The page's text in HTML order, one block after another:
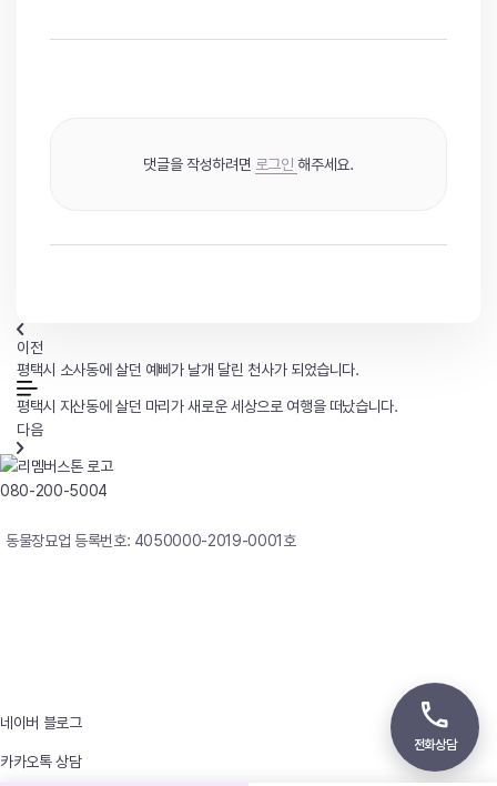
댓글을 작성하려면 로그인 해주세요.
이전
평택시 소사동에 살던 예삐가 날개 달린 천사가 되었습니다.
평택시 지산동에 살던 마리가 새로운 세상으로 여행을 떠났습니다.
다음
080-200-5004
동물장묘업 등록번호: 4050000-2019-0001호
네이버 블로그
카카오톡 상담
전화상담